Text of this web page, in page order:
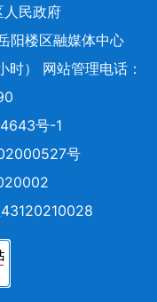
人民政府
阳楼区融媒体中心
） 网站管理电话：
号-1
号